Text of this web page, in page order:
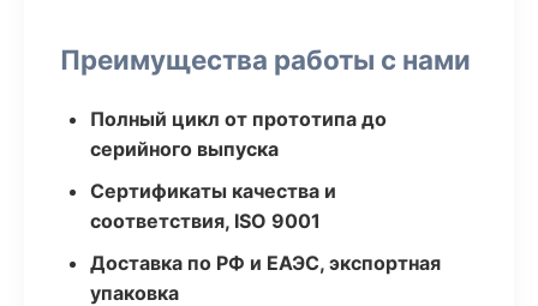
Преимущества работы с нами
Полный цикл от прототипа до
серийного выпуска
Сертификаты качества и
соответствия, ISO 9001
Доставка по РФ и ЕАЭС, экспортная
упаковка